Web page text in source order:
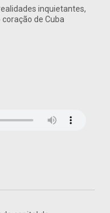
inquietantes,
de Cuba